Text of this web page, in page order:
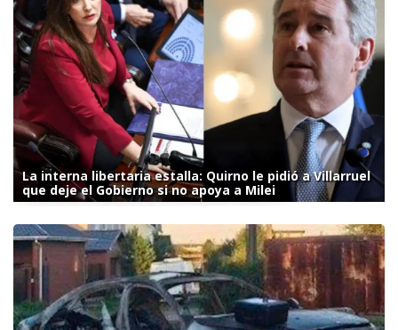
La interna libertaria estalla: Quirno le pidió a Villarruel
que deje el Gobierno si no apoya a Milei